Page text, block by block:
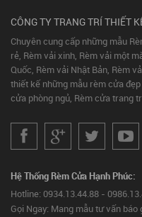
CÔNG TY TRANG TRÍ THIẾT
Chuyên cung cấp những mẫu
rẻ, Rèm vải xinh, Rèm vải một
Quốc, Rèm vải Nhật Bản, Rèm
thiết kế những mẫu rèm cửa
cửa phòng ngủ, Rèm cửa trang
Hệ Thống Rèm Cửa Hạnh Phúc:
Hotline: 0934.13.44.88 -
Gọi Ngay: Mang mẫu tư vấn